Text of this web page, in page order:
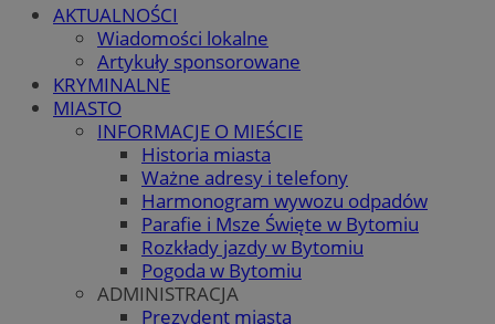
AKTUALNOŚCI
Wiadomości lokalne
Artykuły sponsorowane
KRYMINALNE
MIASTO
INFORMACJE O MIEŚCIE
Historia miasta
Ważne adresy i telefony
Harmonogram wywozu odpadów
Parafie i Msze Święte w Bytomiu
Rozkłady jazdy w Bytomiu
Pogoda w Bytomiu
ADMINISTRACJA
Prezydent miasta